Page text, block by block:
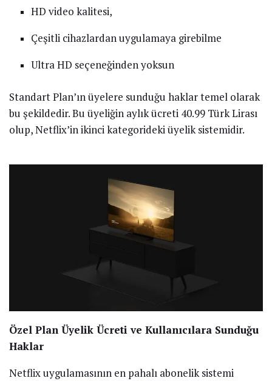
HD video kalitesi,
Çeşitli cihazlardan uygulamaya girebilme
Ultra HD seçeneğinden yoksun
Standart Plan’ın üyelere sunduğu haklar temel olarak
bu şekildedir. Bu üyeliğin aylık ücreti 40.99 Türk Lirası
olup, Netflix’in ikinci kategorideki üyelik sistemidir.
Özel Plan Üyelik Ücreti ve Kullanıcılara Sunduğu
Haklar
Netflix uygulamasının en pahalı abonelik sistemi